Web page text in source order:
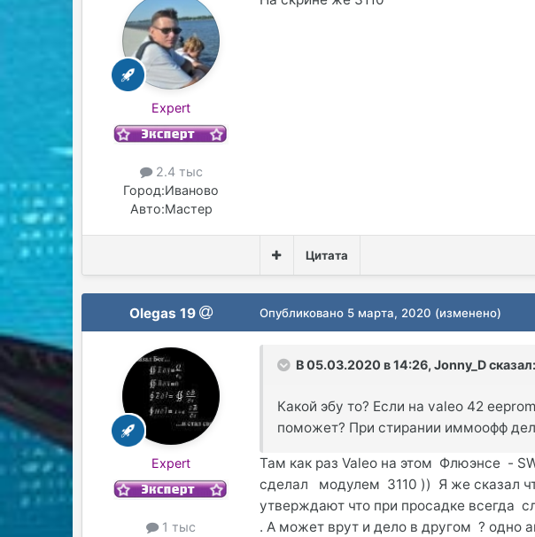
Expert
2.4 тыс
Город:Иваново
Авто:Мастер
Цитата
Olegas 19
Expert
1 тыс
Опубликовано 5 марта, 2020 (изменено)
В 05.03.2020 в 14:26,Jonny_Dсказал:
Какой эбу то? Если на valeo 42
поможет? При стирании иммоофф
Там как раз Valeo на этом Флюэнсе -
сделал модулем 3110 )) Я же сказал
утверждают что при просадке всегда
. А может врут и дело в другом ? одно